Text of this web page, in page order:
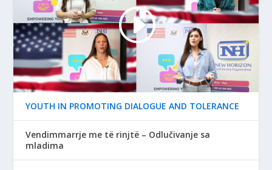
YOUTH IN PROMOTING DIALOGUE AND TOLERANCE
Vendimmarrje me të rinjtë – Odlučivanje sa
mladima